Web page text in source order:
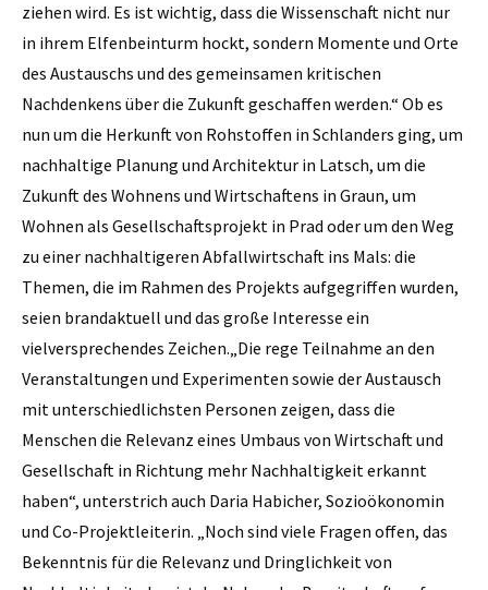
ziehen wird. Es ist wichtig, dass die Wissenschaft nicht nur
in ihrem Elfenbeinturm hockt, sondern Momente und Orte
des Austauschs und des gemeinsamen kritischen
Nachdenkens über die Zukunft geschaffen werden.“ Ob es
nun um die Herkunft von Rohstoffen in Schlanders ging, um
nachhaltige Planung und Architektur in Latsch, um die
Zukunft des Wohnens und Wirtschaftens in Graun, um
Wohnen als Gesellschaftsprojekt in Prad oder um den Weg
zu einer nachhaltigeren Abfallwirtschaft ins Mals: die
Themen, die im Rahmen des Projekts aufgegriffen wurden,
seien brandaktuell und das große Interesse ein
vielversprechendes Zeichen.„Die rege Teilnahme an den
Veranstaltungen und Experimenten sowie der Austausch
mit unterschiedlichsten Personen zeigen, dass die
Menschen die Relevanz eines Umbaus von Wirtschaft und
Gesellschaft in Richtung mehr Nachhaltigkeit erkannt
haben“, unterstrich auch Daria Habicher, Sozioökonomin
und Co-Projektleiterin. „Noch sind viele Fragen offen, das
Bekenntnis für die Relevanz und Dringlichkeit von